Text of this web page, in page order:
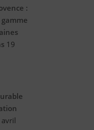
:
19
avril